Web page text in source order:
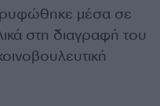
μέσα σε
στη διαγραφή του